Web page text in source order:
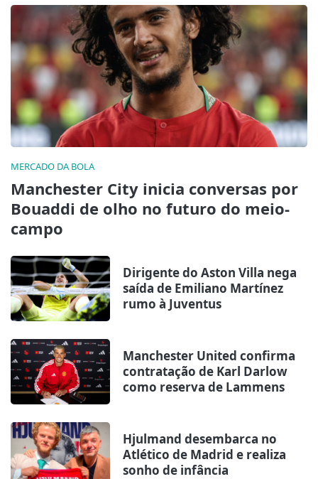
MERCADO DA BOLA
Manchester City inicia conversas por
Bouaddi de olho no futuro do meio-
campo
Dirigente do Aston Villa nega
saída de Emiliano Martínez
rumo à Juventus
Manchester United confirma
contratação de Karl Darlow
como reserva de Lammens
Hjulmand desembarca no
Atlético de Madrid e realiza
sonho de infância